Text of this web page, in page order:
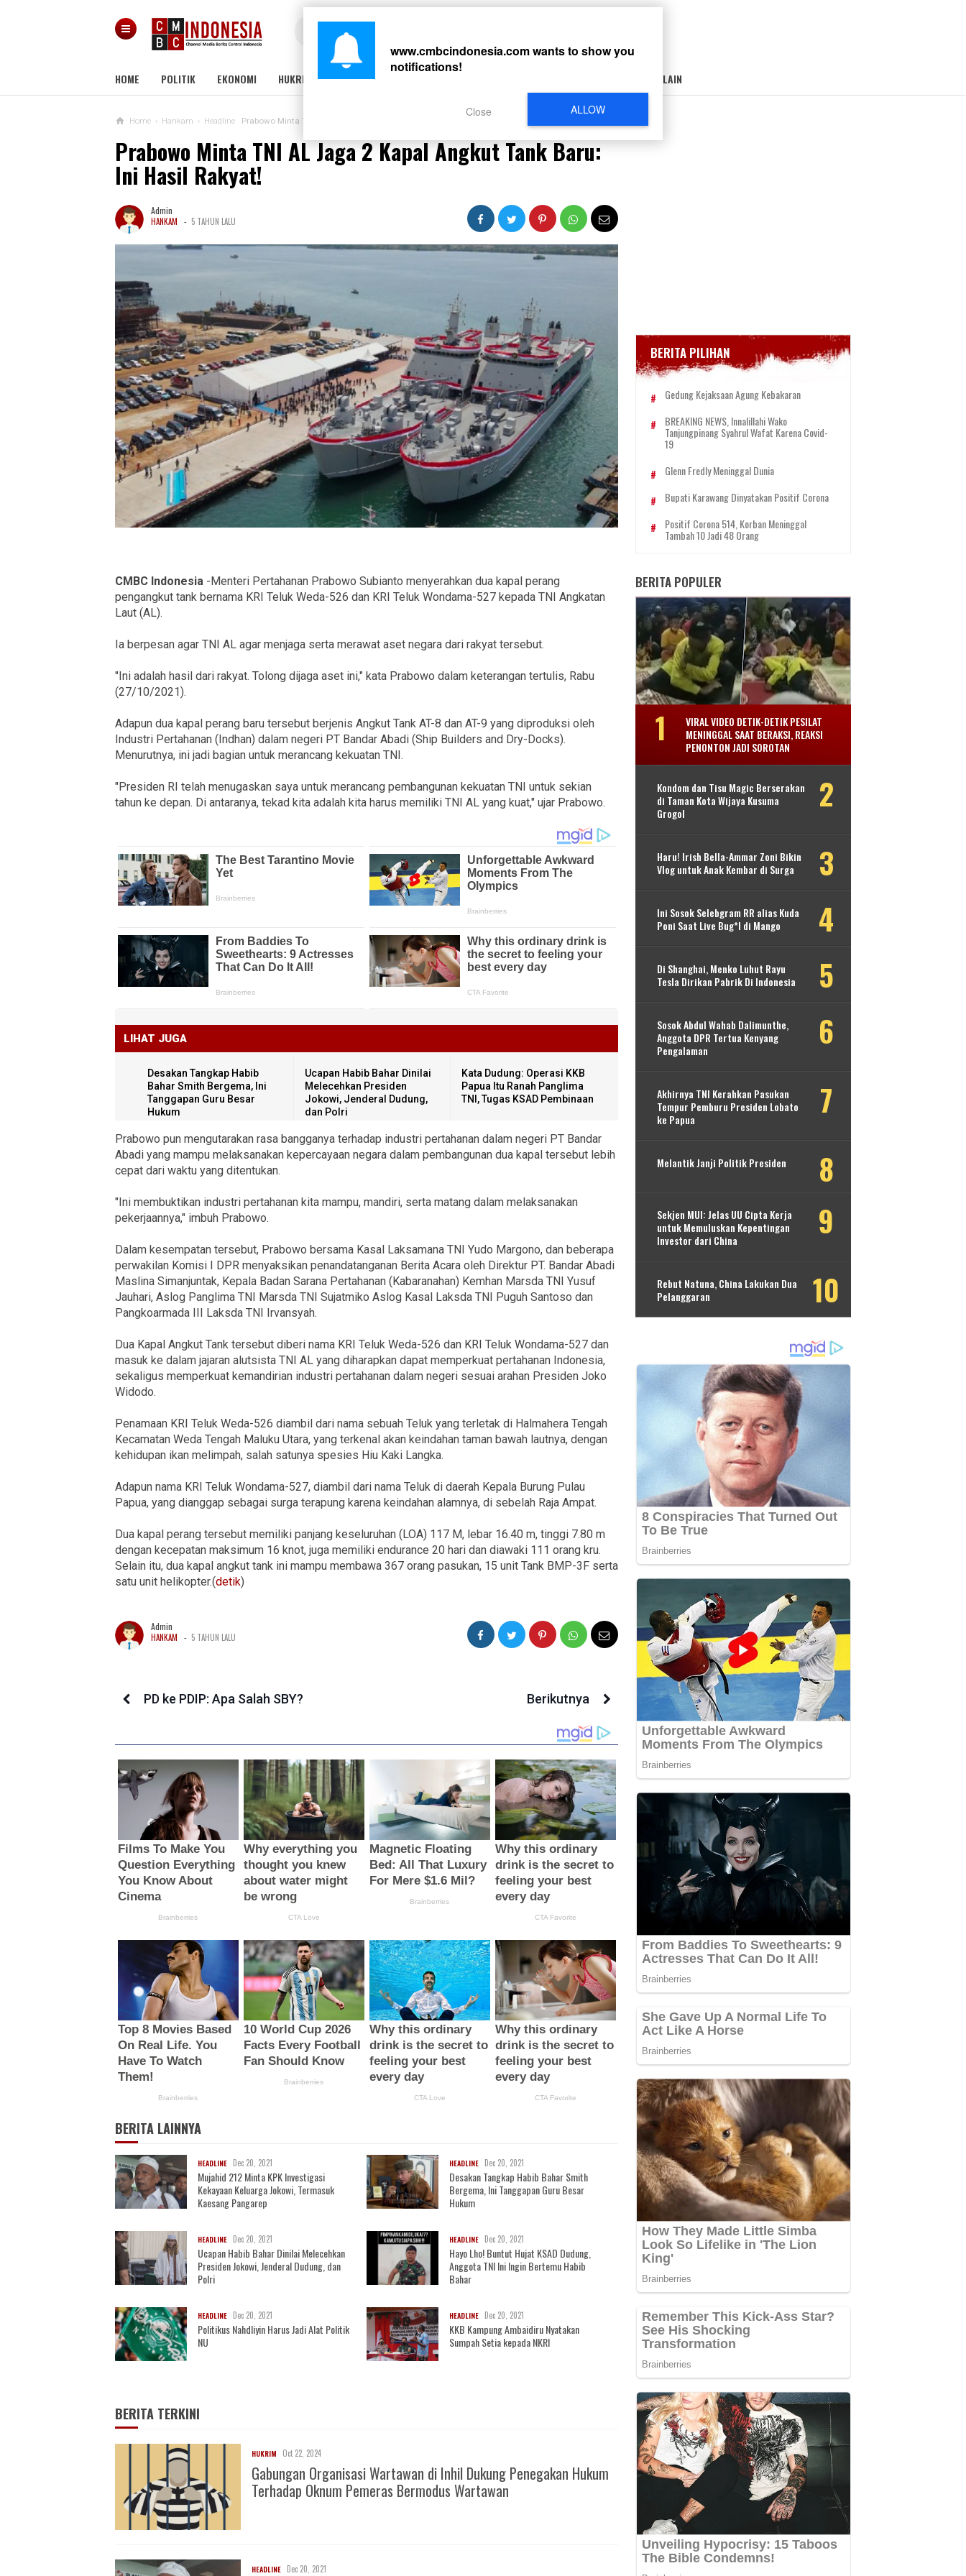
HOME POLITIK EKONOMI HUKRIM PERISTIWA LAIN-LAIN
Home › Hankam › Headline Prabowo Minta TNI AL Jaga 2 Kapal Angkut Tank Baru: Ini Hasil Rakyat!
Prabowo Minta TNI AL Jaga 2 Kapal Angkut Tank Baru:
Ini Hasil Rakyat!
Admin
HANKAM - 5 TAHUN LALU
CMBC Indonesia -Menteri Pertahanan Prabowo Subianto menyerahkan dua kapal perang
pengangkut tank bernama KRI Teluk Weda-526 dan KRI Teluk Wondama-527 kepada TNI Angkatan
Laut (AL).
Ia berpesan agar TNI AL agar menjaga serta merawat aset negara dari rakyat tersebut.
"Ini adalah hasil dari rakyat. Tolong dijaga aset ini," kata Prabowo dalam keterangan tertulis, Rabu
(27/10/2021).
Adapun dua kapal perang baru tersebut berjenis Angkut Tank AT-8 dan AT-9 yang diproduksi oleh
Industri Pertahanan (Indhan) dalam negeri PT Bandar Abadi (Ship Builders and Dry-Docks).
Menurutnya, ini jadi bagian untuk merancang kekuatan TNI.
"Presiden RI telah menugaskan saya untuk merancang pembangunan kekuatan TNI untuk sekian
tahun ke depan. Di antaranya, tekad kita adalah kita harus memiliki TNI AL yang kuat," ujar Prabowo.
LIHAT JUGA
Desakan Tangkap Habib
Bahar Smith Bergema, Ini
Tanggapan Guru Besar
Hukum
Ucapan Habib Bahar Dinilai
Melecehkan Presiden
Jokowi, Jenderal Dudung,
dan Polri
Kata Dudung: Operasi KKB
Papua Itu Ranah Panglima
TNI, Tugas KSAD Pembinaan
Prabowo pun mengutarakan rasa bangganya terhadap industri pertahanan dalam negeri PT Bandar
Abadi yang mampu melaksanakan kepercayaan negara dalam pembangunan dua kapal tersebut lebih
cepat dari waktu yang ditentukan.
"Ini membuktikan industri pertahanan kita mampu, mandiri, serta matang dalam melaksanakan
pekerjaannya," imbuh Prabowo.
Dalam kesempatan tersebut, Prabowo bersama Kasal Laksamana TNI Yudo Margono, dan beberapa
perwakilan Komisi I DPR menyaksikan penandatanganan Berita Acara oleh Direktur PT. Bandar Abadi
Maslina Simanjuntak, Kepala Badan Sarana Pertahanan (Kabaranahan) Kemhan Marsda TNI Yusuf
Jauhari, Aslog Panglima TNI Marsda TNI Sujatmiko Aslog Kasal Laksda TNI Puguh Santoso dan
Pangkoarmada III Laksda TNI Irvansyah.
Dua Kapal Angkut Tank tersebut diberi nama KRI Teluk Weda-526 dan KRI Teluk Wondama-527 dan
masuk ke dalam jajaran alutsista TNI AL yang diharapkan dapat memperkuat pertahanan Indonesia,
sekaligus memperkuat kemandirian industri pertahanan dalam negeri sesuai arahan Presiden Joko
Widodo.
Penamaan KRI Teluk Weda-526 diambil dari nama sebuah Teluk yang terletak di Halmahera Tengah
Kecamatan Weda Tengah Maluku Utara, yang terkenal akan keindahan taman bawah lautnya, dengan
kehidupan ikan melimpah, salah satunya spesies Hiu Kaki Langka.
Adapun nama KRI Teluk Wondama-527, diambil dari nama Teluk di daerah Kepala Burung Pulau
Papua, yang dianggap sebagai surga terapung karena keindahan alamnya, di sebelah Raja Ampat.
Dua kapal perang tersebut memiliki panjang keseluruhan (LOA) 117 M, lebar 16.40 m, tinggi 7.80 m
dengan kecepatan maksimum 16 knot, juga memiliki endurance 20 hari dan diawaki 111 orang kru.
Selain itu, dua kapal angkut tank ini mampu membawa 367 orang pasukan, 15 unit Tank BMP-3F serta
satu unit helikopter.(detik)
Admin
HANKAM - 5 TAHUN LALU
PD ke PDIP: Apa Salah SBY? Berikutnya
BERITA LAINNYA
HEADLINE Dec 20, 2021
Mujahid 212 Minta KPK Investigasi
Kekayaan Keluarga Jokowi, Termasuk
Kaesang Pangarep
HEADLINE Dec 20, 2021
Desakan Tangkap Habib Bahar Smith
Bergema, Ini Tanggapan Guru Besar
Hukum
HEADLINE Dec 20, 2021
Ucapan Habib Bahar Dinilai Melecehkan
Presiden Jokowi, Jenderal Dudung, dan
Polri
HEADLINE Dec 20, 2021
Hayo Lho! Buntut Hujat KSAD Dudung,
Anggota TNI Ini Ingin Bertemu Habib
Bahar
HEADLINE Dec 20, 2021
Politikus Nahdliyin Harus Jadi Alat Politik
NU
HEADLINE Dec 20, 2021
KKB Kampung Ambaidiru Nyatakan
Sumpah Setia kepada NKRI
BERITA TERKINI
HUKRIM Oct 22, 2024
Gabungan Organisasi Wartawan di Inhil Dukung Penegakan Hukum
Terhadap Oknum Pemeras Bermodus Wartawan
HEADLINE Dec 20, 2021
BERITA PILIHAN
Gedung Kejaksaan Agung Kebakaran
BREAKING NEWS, Innalillahi Wako
Tanjungpinang Syahrul Wafat Karena Covid-
19
Glenn Fredly Meninggal Dunia
Bupati Karawang Dinyatakan Positif Corona
Positif Corona 514, Korban Meninggal
Tambah 10 Jadi 48 Orang
BERITA POPULER
VIRAL VIDEO DETIK-DETIK PESILAT
MENINGGAL SAAT BERAKSI, REAKSI
PENONTON JADI SOROTAN
Kondom dan Tisu Magic Berserakan
di Taman Kota Wijaya Kusuma
Grogol
Haru! Irish Bella-Ammar Zoni Bikin
Vlog untuk Anak Kembar di Surga
Ini Sosok Selebgram RR alias Kuda
Poni Saat Live Bug*l di Mango
Di Shanghai, Menko Luhut Rayu
Tesla Dirikan Pabrik Di Indonesia
Sosok Abdul Wahab Dalimunthe,
Anggota DPR Tertua Kenyang
Pengalaman
Akhirnya TNI Kerahkan Pasukan
Tempur Pemburu Presiden Lobato
ke Papua
Melantik Janji Politik Presiden
Sekjen MUI: Jelas UU Cipta Kerja
untuk Memuluskan Kepentingan
Investor dari China
Rebut Natuna, China Lakukan Dua
Pelanggaran
www.cmbcindonesia.comwants to show you
notifications!
ALLOW
Close